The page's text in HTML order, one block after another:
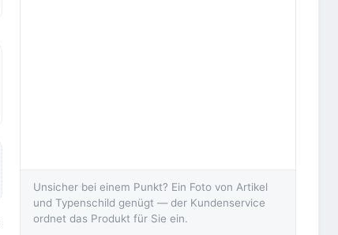
Unsicher bei einem Punkt? Ein Foto von Artikel
und Typenschild genügt — der Kundenservice
ordnet das Produkt für Sie ein.